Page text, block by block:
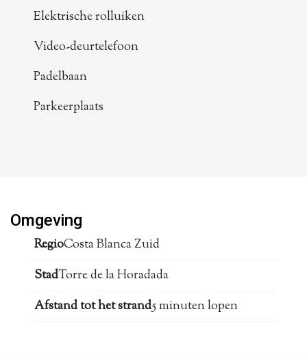
Elektrische rolluiken
Video-deurtelefoon
Padelbaan
Parkeerplaats
Omgeving
RegioCosta Blanca Zuid
StadTorre de la Horadada
Afstand tot het strand5 minuten lopen